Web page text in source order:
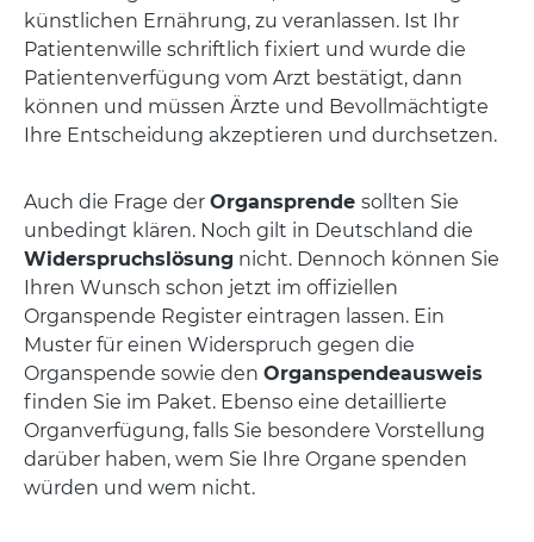
künstlichen Ernährung, zu veranlassen. Ist Ihr
Patientenwille schriftlich fixiert und wurde die
Patientenverfügung vom Arzt bestätigt, dann
können und müssen Ärzte und Bevollmächtigte
Ihre Entscheidung akzeptieren und durchsetzen.
Auch die Frage der Organsprende sollten Sie
unbedingt klären. Noch gilt in Deutschland die
Widerspruchslösung nicht. Dennoch können Sie
Ihren Wunsch schon jetzt im offiziellen
Organspende Register eintragen lassen. Ein
Muster für einen Widerspruch gegen die
Organspende sowie den Organspendeausweis
finden Sie im Paket. Ebenso eine detaillierte
Organverfügung, falls Sie besondere Vorstellung
darüber haben, wem Sie Ihre Organe spenden
würden und wem nicht.